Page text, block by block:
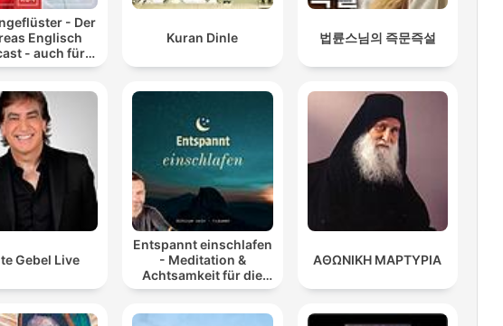
- Der
Englisch
- auch für
Kuran Dinle 법륜스님의 즉문즉설
Gebel Live
Entspannt einschlafen
- Meditation &
Achtsamkeit für die
Nacht
ΑΘΩΝΙΚΗ ΜΑΡΤΥΡΙΑ